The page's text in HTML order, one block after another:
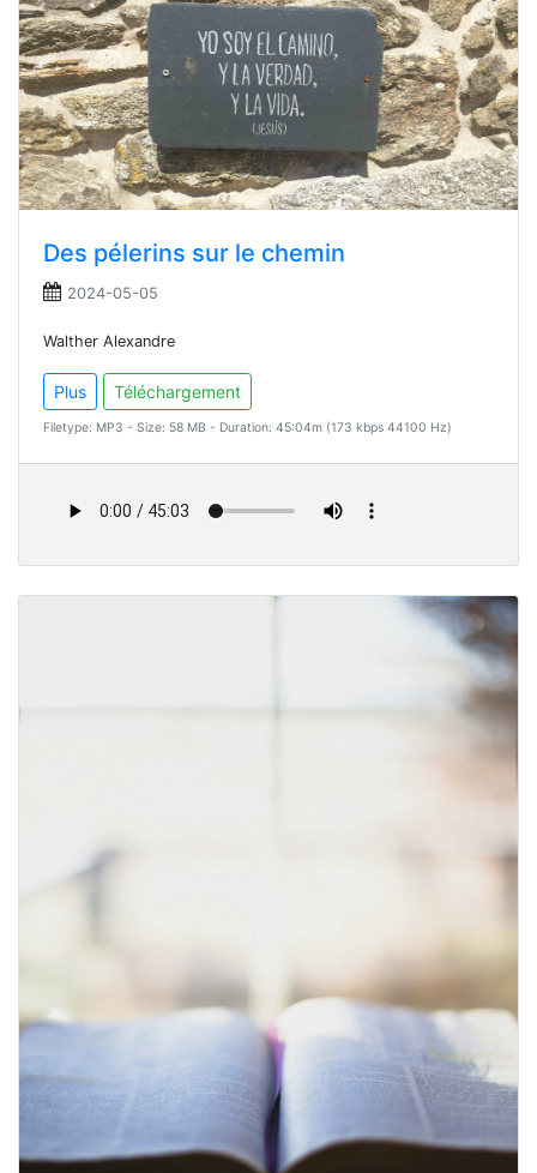
Des pélerins sur le chemin
2024-05-05
Walther Alexandre
Plus Téléchargement
Filetype: MP3 - Size: 58 MB - Duration: 45:04m (173 kbps 44100 Hz)